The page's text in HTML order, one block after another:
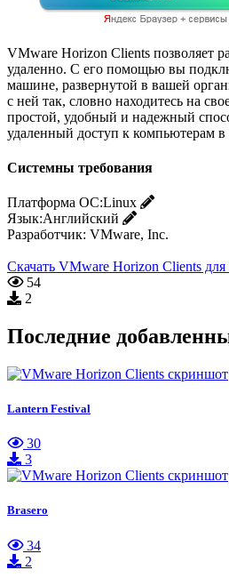
VMware Horizon Clients позволяет
удаленно. С его помощью вы
машине, развернутой в вашей
с ней так, словно находитесь на
простой, удобный и надежный
удаленный доступ к компьютерам в
Системны требования
Платформа ОС:Linux
Язык:Английский
Разработчик: VMware, Inc.
Скачать VMware Horizon Clients
54
2
Последние
Lantern Festival
30
3
Brasero
34
2